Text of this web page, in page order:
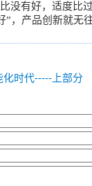
没有好，适度比
”，产品创新就无
时代-----上部分